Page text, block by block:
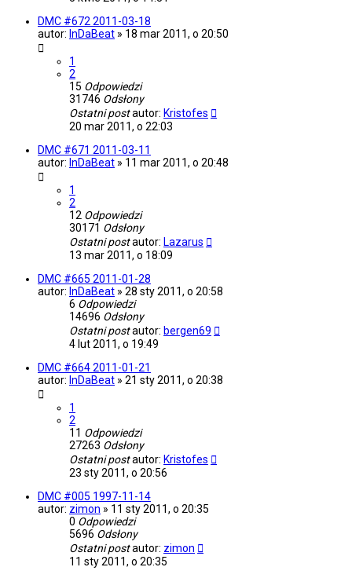
DMC #672 2011-03-18
autor: InDaBeat » 18 mar 2011, o 20:50
1
2
15 Odpowiedzi
31746 Odsłony
Ostatni postautor: Kristofes
20 mar 2011, o 22:03
DMC #671 2011-03-11
autor: InDaBeat » 11 mar 2011, o 20:48
1
2
12 Odpowiedzi
30171 Odsłony
Ostatni postautor: Lazarus
13 mar 2011, o 18:09
DMC #665 2011-01-28
autor: InDaBeat » 28 sty 2011, o 20:58
6 Odpowiedzi
14696 Odsłony
Ostatni postautor: bergen69
4 lut 2011, o 19:49
DMC #664 2011-01-21
autor: InDaBeat » 21 sty 2011, o 20:38
1
2
11 Odpowiedzi
27263 Odsłony
Ostatni postautor: Kristofes
23 sty 2011, o 20:56
DMC #005 1997-11-14
autor: zimon » 11 sty 2011, o 20:35
0 Odpowiedzi
5696 Odsłony
Ostatni postautor: zimon
11 sty 2011, o 20:35